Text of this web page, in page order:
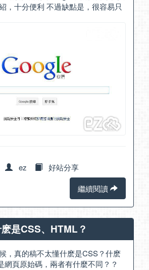
，十分便利 不過缺點是，很容易只
ez
好站分享
繼續閱讀
是CSS、HTML？
，真的稿不太懂什麽是CSS？什麽
網頁原始碼，兩者有什麼不同？？